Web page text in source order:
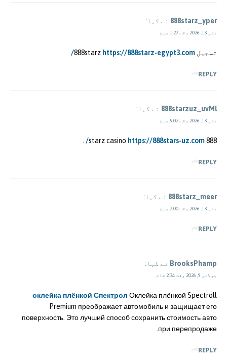
888starz_yper نے کہا:
مئی 13, 2026 وقت 1:27 صبح
تسجيل 888starz https://888starz-egypt3.com/
REPLY
888starzuz_uvMl نے کہا:
مئی 13, 2026 وقت 6:02 صبح
888 starz casino
https://888stars-uz.com/
.
REPLY
888starz_meer نے کہا:
مئی 13, 2026 وقت 7:00 صبح
REPLY
BrooksPhamp نے کہا:
جولائی 9, 2026 وقت 2:34 شام
оклейка плёнкой Спектрол Оклейка плёнкой Spectroll
Premium преображает автомобиль и защищает его
поверхность. Это лучший способ сохранить стоимость авто
при перепродаже.
REPLY